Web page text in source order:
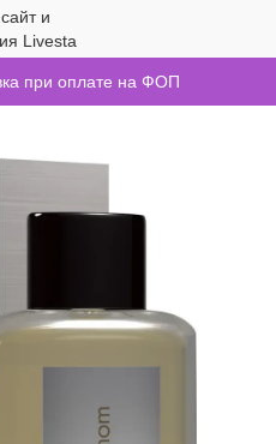
при оплате на ФОП